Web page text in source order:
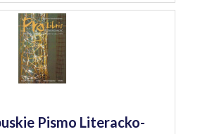
Pismo Literacko-